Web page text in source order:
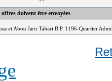
doivent être envoyées
et Abou Jarir Tabari B.P. 1196-Quartier